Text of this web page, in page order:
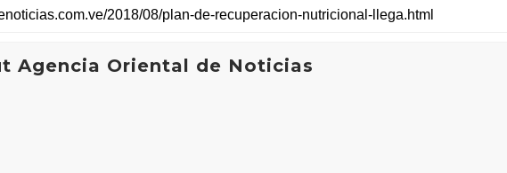
Agencia Oriental de Noticias